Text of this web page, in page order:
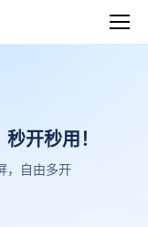
开秒用！
，自由多开